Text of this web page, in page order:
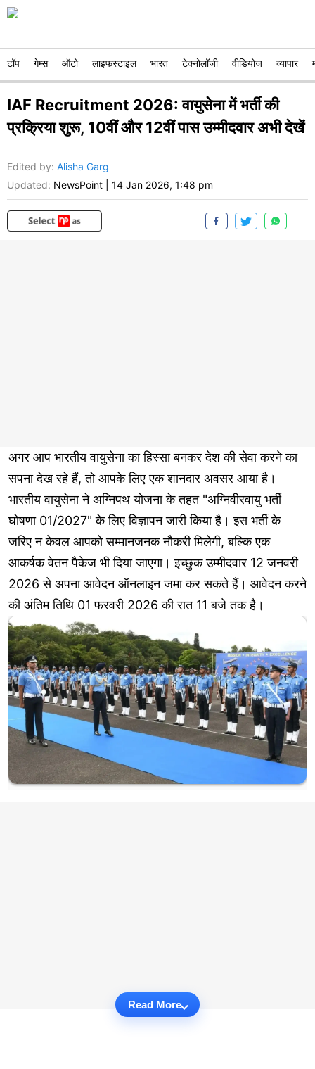
टॉप गेम्स ऑटो लाइफस्टाइल भारत टेक्नोलॉजी वीडियोज व्यापार
IAF Recruitment 2026: वायुसेना में भर्ती की
प्रक्रिया शुरू, 10वीं और 12वीं पास उम्मीदवार अभी देखें
Edited by: Alisha Garg
Updated: NewsPoint 14 Jan 2026, 1:48 pm
अगर आप भारतीय वायुसेना का हिस्सा बनकर देश की सेवा करने का
सपना देख रहे हैं, तो आपके लिए एक शानदार अवसर आया है।
भारतीय वायुसेना ने अग्निपथ योजना के तहत "अग्निवीरवायु भर्ती
घोषणा 01/2027" के लिए विज्ञापन जारी किया है। इस भर्ती के
जरिए न केवल आपको सम्मानजनक नौकरी मिलेगी, बल्कि एक
आकर्षक वेतन पैकेज भी दिया जाएगा। इच्छुक उम्मीदवार 12 जनवरी
2026 से अपना आवेदन ऑनलाइन जमा कर सकते हैं। आवेदन करने
की अंतिम तिथि 01 फरवरी 2026 की रात 11 बजे तक है।
Read More